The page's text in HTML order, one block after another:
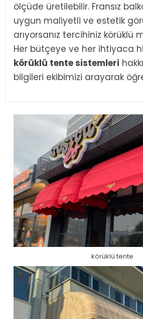
ölçüde üretilebilir. Fransız
uygun maliyetli ve estetik
arıyorsanız tercihiniz körüklü
Her bütçeye ve her ihtiyaca
körüklü tente sistemleri
bilgileri ekibimizi arayarak
körüklü tente